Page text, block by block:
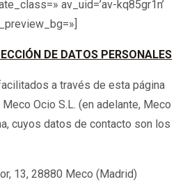
av_uid=’av-kq85gr1n’
DE DATOS PERSONALES
a través de esta página
Ocio S.L. (en adelante, Meco
cuyos datos de contacto son los
13, 28880 Meco (Madrid)